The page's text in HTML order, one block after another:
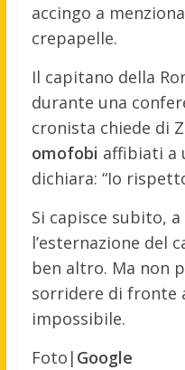
accingo a
crepapelle.
Il capitano della
durante una
cronista chiede di
omofobi affibiati a
dichiara: “Io
Si capisce subito,
l’esternazione del
ben altro. Ma non
sorridere di fronte
impossibile.
Foto| Google